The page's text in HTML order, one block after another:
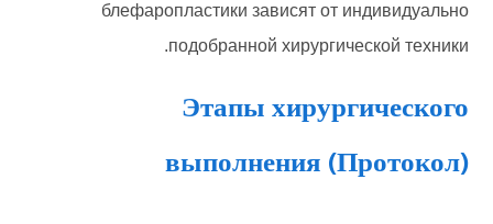
блефаропластики зависят от индивидуально
подобранной хирургической техники.
Этапы хирургического
выполнения (Протокол)